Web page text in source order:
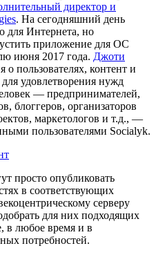
директор и
. На сегодняшний день
для Интернета, но
приложение для ОС
июня 2017 года. Джоти
о пользователях, контент и
удовлетворения нужд
— предпринимателей,
блоггеров, организаторов
маркетологов и т.д., —
пользователями Socialyk.
просто опубликовать
в соответствующих
серверу
для них подходящих
в любое время и в
потребностей.